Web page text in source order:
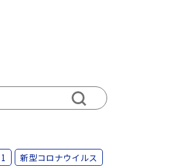
1
新型コロナウイルス